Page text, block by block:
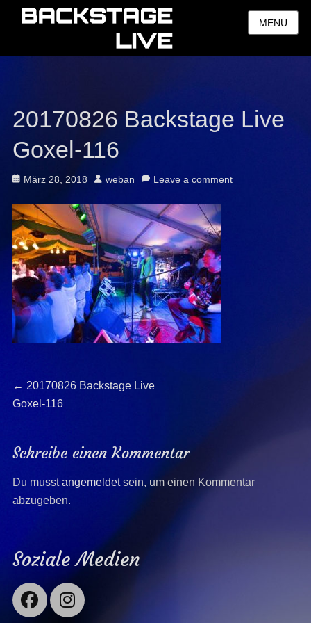
MENU
20170826 Backstage Live
Goxel-116
Posted
März 28, 2018 Author
weban Leave a comment
Beitragsnavigation
← Previous
post:
20170826 Backstage Live
Goxel-116
Schreibe einen Kommentar
Du musstangemeldetsein, um einen Kommentar
abzugeben.
Soziale Medien
Facebook
Instagram